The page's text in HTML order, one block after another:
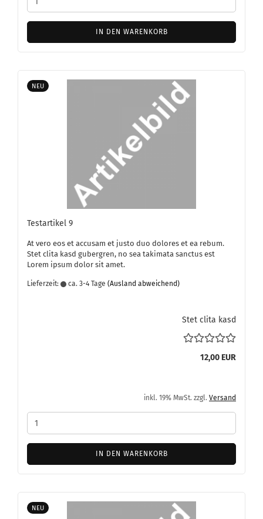
IN DEN WARENKORB
NEU
Te­st­ar­ti­kel 9
At vero eos et ac­cu­sam et justo duo do­lo­res et ea rebum.
Stet clita kasd gu­ber­gren, no sea ta­ki­ma­ta sanc­tus est
Lorem ipsum dolor sit amet.
Lieferzeit: ca. 3-4 Tage (Ausland abweichend)
Stet clita kasd
12,00 EUR
inkl. 19% MwSt. zzgl. Versand
IN DEN WARENKORB
NEU